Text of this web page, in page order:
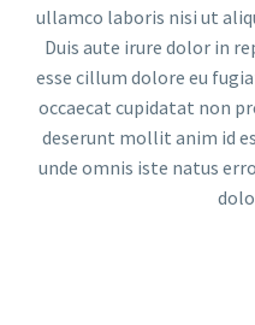
ullamco laboris nisi ut
Duis aute irure dolor in
esse cillum dolore eu
occaecat cupidatat non
deserunt mollit anim id
unde omnis iste natus